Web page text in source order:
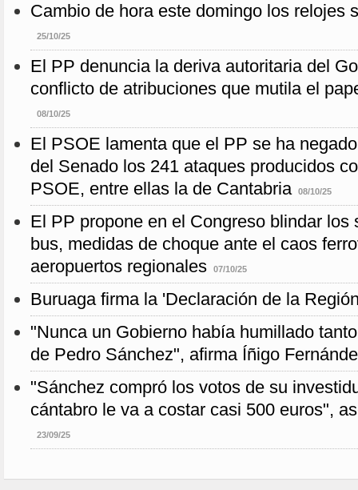
Cambio de hora este domingo los relojes
25/10/25
El PP denuncia la deriva autoritaria del
conflicto de atribuciones que mutila el
08/10/25
El PSOE lamenta que el PP se ha
del Senado los 241 ataques producidos
PSOE, entre ellas la de Cantabria
08/10/25
El PP propone en el Congreso blindar los
bus, medidas de choque ante el caos
aeropuertos regionales
07/10/25
Buruaga firma la 'Declaración de la
"Nunca un Gobierno había humillado
de Pedro Sánchez", afirma Íñigo
"Sánchez compró los votos de su
cántabro le va a costar casi 500 euros",
23/09/25